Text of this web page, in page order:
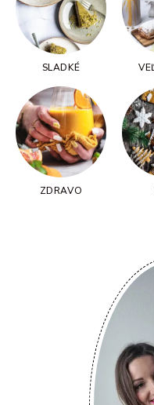
SLADKÉ
ZDRAVO